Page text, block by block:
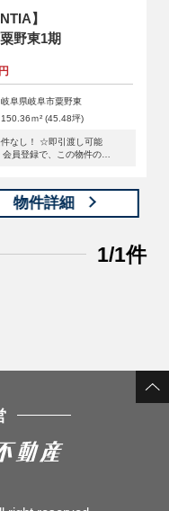
】
野東1期
岐阜県岐阜市粟野東
150.36ｍ² (45.48坪)
なし！ ☆即引渡し可能
登録で、この物件の詳
物件詳細
1/1件